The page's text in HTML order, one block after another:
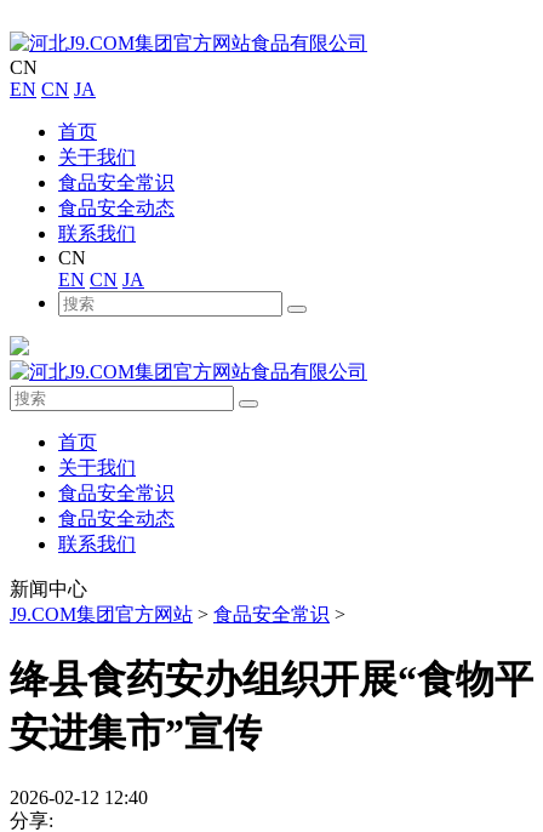
CN
EN CN JA
首页
关于我们
食品安全常识
食品安全动态
联系我们
CN
EN CN JA
首页
关于我们
食品安全常识
食品安全动态
联系我们
新闻中心
J9.COM集团官方网站 > 食品安全常识 >
绛县食药安办组织开展“食物平
安进集市”宣传
2026-02-12 12:40
分享: